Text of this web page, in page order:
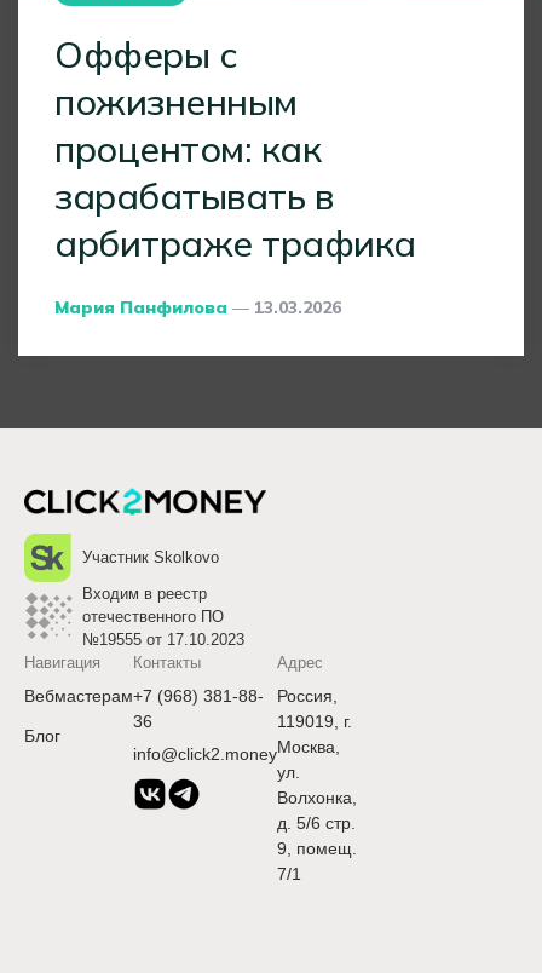
Офферы с
пожизненным
процентом: как
зарабатывать в
арбитраже трафика
Posted
Мария Панфилова 13.03.2026
Участник Skolkovo
Входим в реестр
отечественного ПО
№19555 от 17.10.2023
Навигация
Вебмастерам
Блог
Контакты
+7 (968) 381-88-
36
info@click2.money
Адрес
Россия,
119019, г.
Москва,
ул.
Волхонка,
д. 5/6 стр.
9, помещ.
7/1